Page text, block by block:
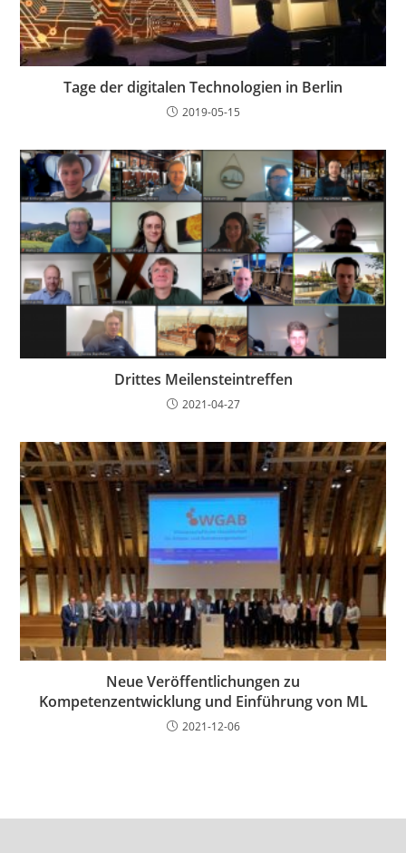
Tage der digitalen Technologien in Berlin
2019-05-15
Drittes Meilensteintreffen
2021-04-27
Neue Veröffentlichungen zu
Kompetenzentwicklung und Einführung von ML
2021-12-06